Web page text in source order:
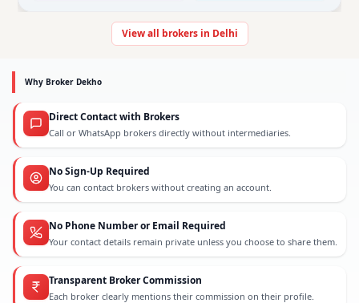
View all brokers in Delhi
Why Broker Dekho
Direct Contact with Brokers
Call or WhatsApp brokers directly without intermediaries.
No Sign-Up Required
You can contact brokers without creating an account.
No Phone Number or Email Required
Your contact details remain private unless you choose to share them.
Transparent Broker Commission
Each broker clearly mentions their commission on their profile.